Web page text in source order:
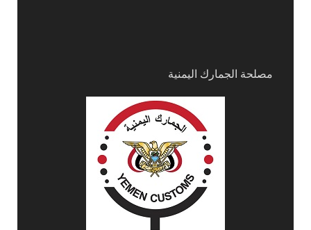
مصلحة الجمارك اليمنية